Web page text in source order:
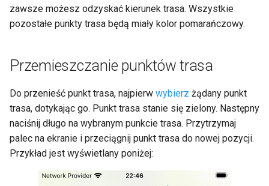
zawsze możesz odzyskać kierunek trasa. Wszystkie
pozostałe punkty trasa będą miały kolor pomarańczowy.
Przemieszczanie punktów trasa
Do przenieść punkt trasa, najpierw wybierz żądany punkt
trasa, dotykając go. Punkt trasa stanie się zielony. Następny
naciśnij długo na wybranym punkcie trasa. Przytrzymaj
palec na ekranie i przeciągnij punkt trasa do nowej pozycji.
Przykład jest wyświetlany poniżej: